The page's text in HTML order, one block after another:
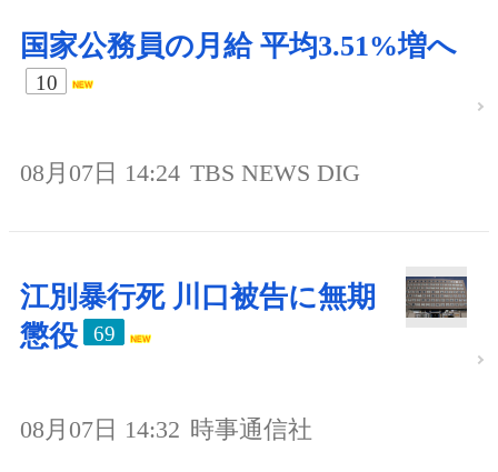
国家公務員の月給 平均3.51%増へ
10
08月07日 14:24 TBS NEWS DIG
江別暴行死 川口被告に無期
懲役
69
08月07日 14:32 時事通信社